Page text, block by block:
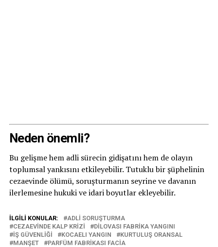
Neden önemli?
Bu gelişme hem adli sürecin gidişatını hem de olayın
toplumsal yankısını etkileyebilir. Tutuklu bir şüphelinin
cezaevinde ölümü, soruşturmanın seyrine ve davanın
ilerlemesine hukuki ve idari boyutlar ekleyebilir.
İLGILI KONULAR:
ADLI SORUŞTURMA
CEZAEVINDE KALP KRIZI
DILOVASI FABRIKA YANGINI
IŞ GÜVENLIĞI
KOCAELI YANGIN
KURTULUŞ ORANSAL
MANŞET
PARFÜM FABRIKASI FACIA